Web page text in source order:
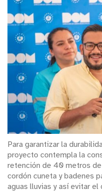
Para garantizar la
proyecto contempla la
retención de 40 metros
cordón cuneta y badenes
aguas lluvias y así evitar